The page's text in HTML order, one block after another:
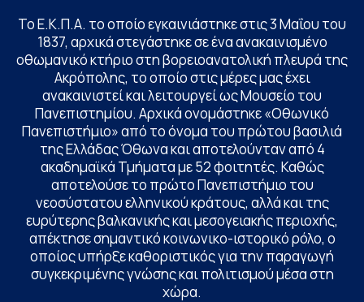
Το Ε.Κ.Π.Α. το οποίο εγκαινιάστηκε στις 3 Μαΐου του
1837, αρχικά στεγάστηκε σε ένα ανακαινισμένο
οθωμανικό κτήριο στη βορειοανατολική πλευρά της
Ακρόπολης, το οποίο στις μέρες μας έχει
ανακαινιστεί και λειτουργεί ως Μουσείο του
Πανεπιστημίου. Αρχικά ονομάστηκε «Οθωνικό
Πανεπιστήμιο» από το όνομα του πρώτου βασιλιά
της Ελλάδας Όθωνα και αποτελούνταν από 4
ακαδημαϊκά Τμήματα με 52 φοιτητές. Καθώς
αποτελούσε το πρώτο Πανεπιστήμιο του
νεοσύστατου ελληνικού κράτους, αλλά και της
ευρύτερης βαλκανικής και μεσογειακής περιοχής,
απέκτησε σημαντικό κοινωνικο-ιστορικό ρόλο, ο
οποίος υπήρξε καθοριστικός για την παραγωγή
συγκεκριμένης γνώσης και πολιτισμού μέσα στη
χώρα.